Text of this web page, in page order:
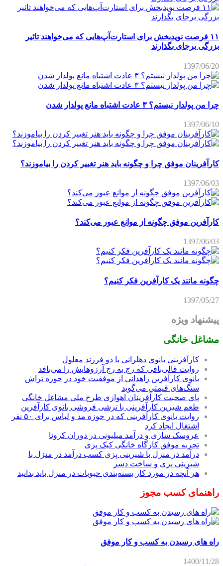
۱۱ فرصت نویدبخش برای استارت‌آپ‌هایی که می‌خواهند تاثیر
بزرگی برجای بگذارند
1397/06/20
چرا من پولدار نیستم؟ ۳ عادت اشتباه مانع پولدار شدن
1397/06/10
کارآفرینان موفق چرا و چگونه باید هنر تغییر کردن را بیاموزند؟
1397/06/03
کارآفرین موفق چگونه از موانع عبور می‌کند؟
1397/06/03
چگونه مانند یک کارآفرین فکر کنیم؟
1397/05/27
پیشنهاد ویژه
مشاغل خانگی
کارآفرینی بانوی دهلرانی با دو فرزند معلول
روایت قالی‌بافی که رج به رج آرزوهایش را می‌بافد
بانوی کارآفرین زاهدانی از موفقیت خود در حوزه تراش
سنگ‌های قیمتی می‌گوید
پای صحبت کارآفرینان اهوازی طرح ملی مشاغل خانگی
طعم شیرین کارآفرینی با ترشی فروشی بانوی کارآفرین
روایت بانوی کارآفرینی که در حوزه مد و لباس برای ۵۰ نفر
اشتغال ایجاد کرد
عروسک سازی و درآمد میلیونی در دوران کرونا
تجربه موفق کارگاه خانگی کیک پزی
درآمد در منزل با شیرینی پزی کسب درآمد در منزل با
شیرینی پزی و ساخت دسر
هر آنچه در مورد کار بسته‌بندی حبوبات در منزل باید بدانید
راهنمای کسب مجوز
راه های رسیدن به کسب و کار موفق
1400/11/28